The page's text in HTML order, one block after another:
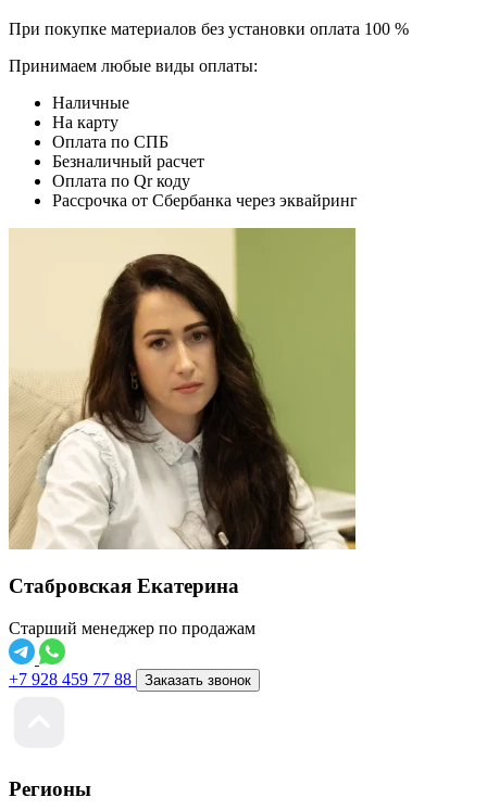
При покупке материалов без установки оплата 100 %
Принимаем любые виды оплаты:
Наличные
На карту
Оплата по СПБ
Безналичный расчет
Оплата по Qr коду
Рассрочка от Сбербанка через эквайринг
Стабровская Екатерина
Старший менеджер по продажам
+7 928 459 77 88 Заказать звонок
Регионы